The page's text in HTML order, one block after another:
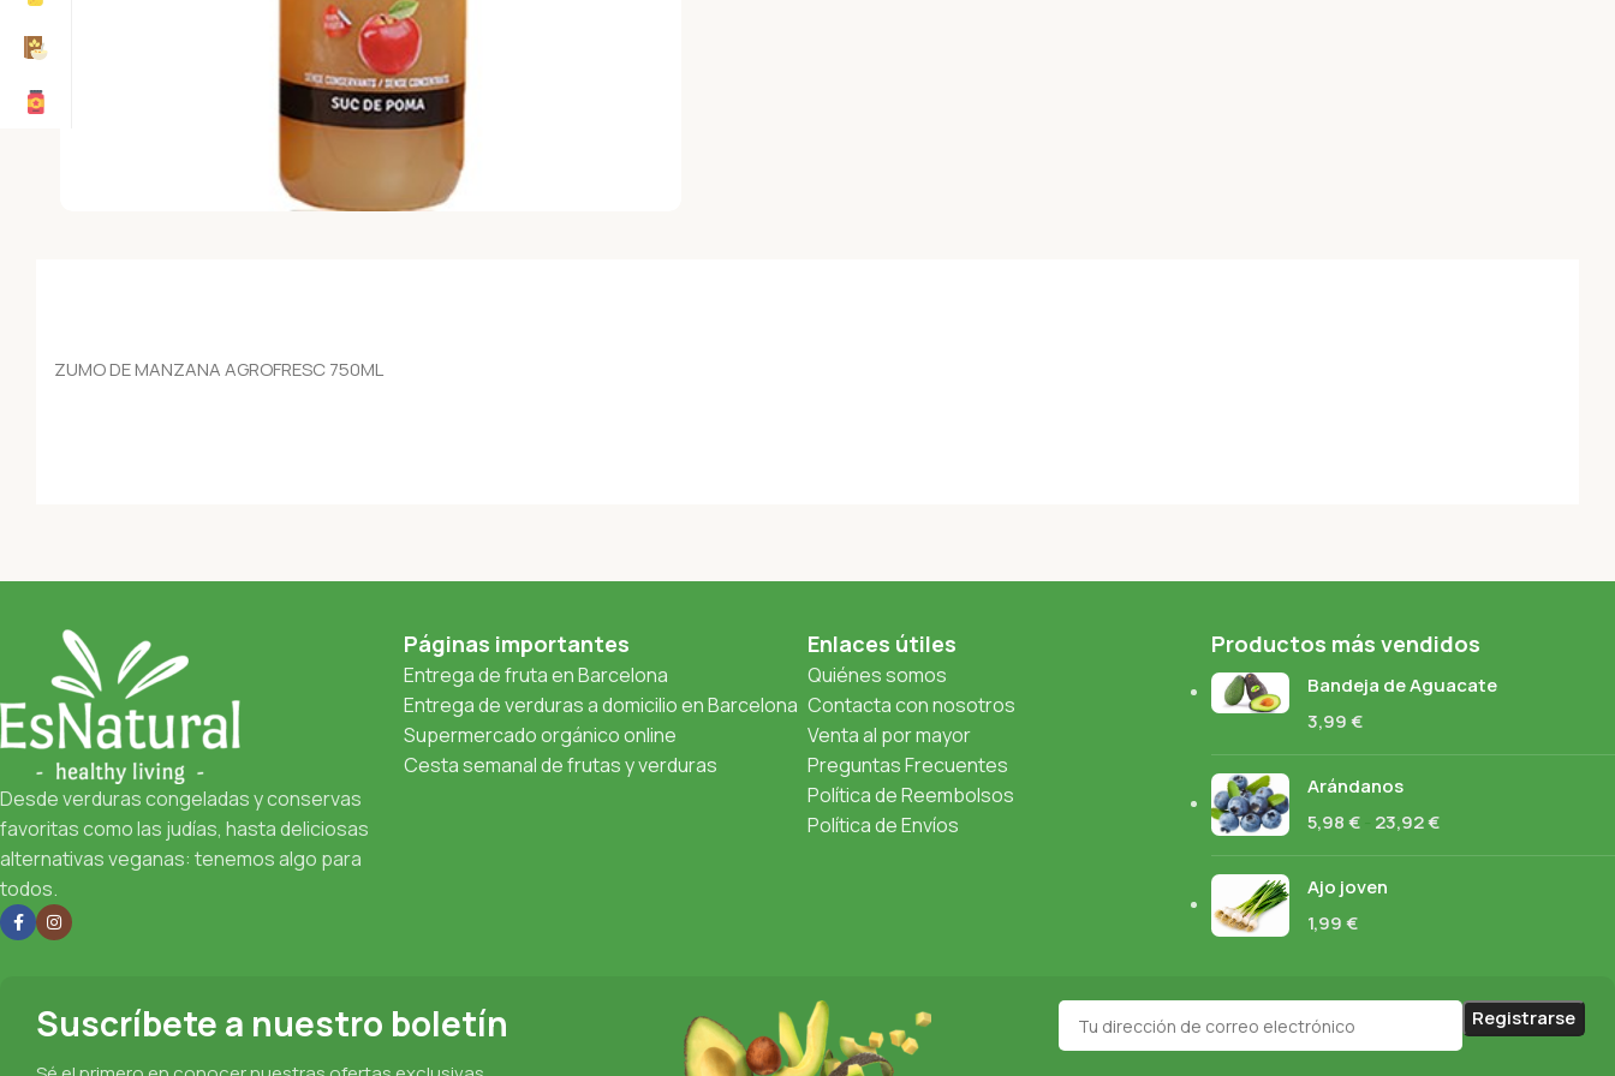
ZUMO DE MANZANA AGROFRESC 750ML
Desde verduras congeladas y conservas
favoritas como las judías, hasta deliciosas
alternativas veganas: tenemos algo para
todos.
Páginas importantes
Entrega de fruta en Barcelona
Entrega de verduras a domicilio en Barcelona
Supermercado orgánico online
Cesta semanal de frutas y verduras
Enlaces útiles
Quiénes somos
Contacta con nosotros
Venta al por mayor
Preguntas Frecuentes
Política de Reembolsos
Política de Envíos
Productos más vendidos
Bandeja de Aguacate
3,99€
Arándanos
5,98€ 23,92€
Ajo joven
1,99€
Suscríbete a nuestro boletín